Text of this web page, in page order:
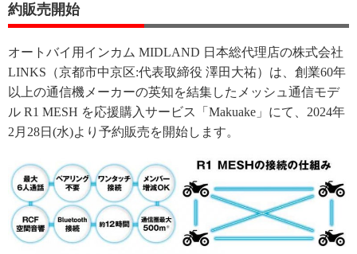
約販売開始
オートバイ用インカム MIDLAND 日本総代理店の株式会社
LINKS（京都市中京区:代表取締役 澤田大祐）は、創業60年
以上の通信機メーカーの英知を結集したメッシュ通信モデ
ル R1 MESH を応援購入サービス「Makuake」にて、2024年
2月28日(水)より予約販売を開始します。